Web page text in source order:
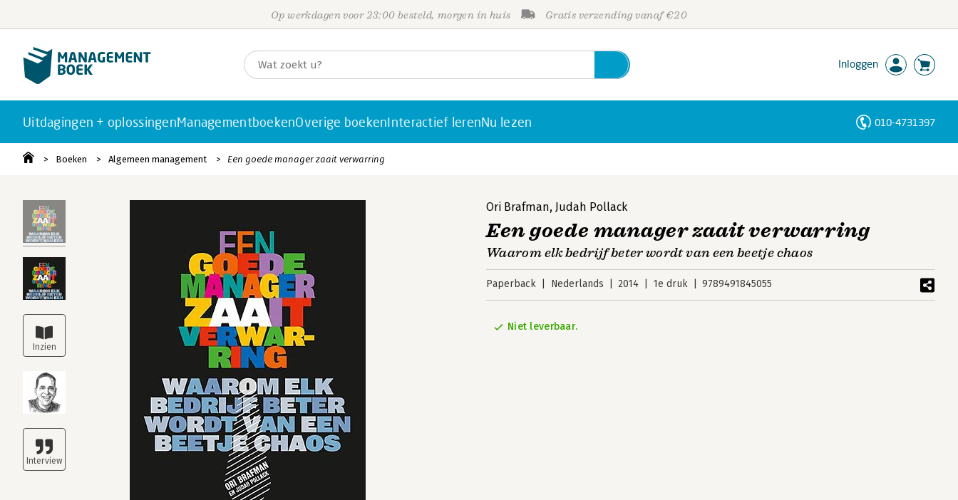
Op werkdagen voor 23:00 besteld, morgen in huis Gratis verzending vanaf €20
Inloggen
Uitdagingen + oplossingenManagementboekenOverige boekenInteractief lerenNu lezen 010-4731397
Boeken Algemeen management Een goede manager zaait verwarring
Ori Brafman, Judah Pollack
Een goede manager zaait verwarring
Waarom elk bedrijf beter wordt van een beetje chaos
Paperback Nederlands 2014 1e druk 9789491845055
Niet leverbaar.
Personen